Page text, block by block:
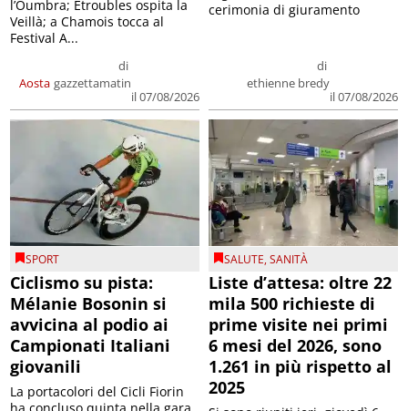
Aosta
di
gazzettamatin
il 07/08/2026
l’Oumbra; Etroubles ospita la
Veillà; a Chamois tocca al
Festival A...
di
ethienne bredy
il 07/08/2026
cerimonia di giuramento
SPORT
Ciclismo su pista:
Mélanie Bosonin si
avvicina al podio ai
Campionati Italiani
giovanili
La portacolori del Cicli Fiorin
SALUTE,SANITÀ
Liste d’attesa: oltre 22
mila 500 richieste di
prime visite nei primi
6 mesi del 2026, sono
1.261 in più rispetto al
2025